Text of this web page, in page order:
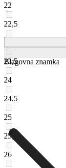
22
22,5
23,5
24
24,5
25
25,5
26
Blagovna znamka